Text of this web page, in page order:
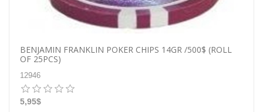
BENJAMIN FRANKLIN POKER CHIPS 14GR /500$ (ROLL
OF 25PCS)
12946
5,95$